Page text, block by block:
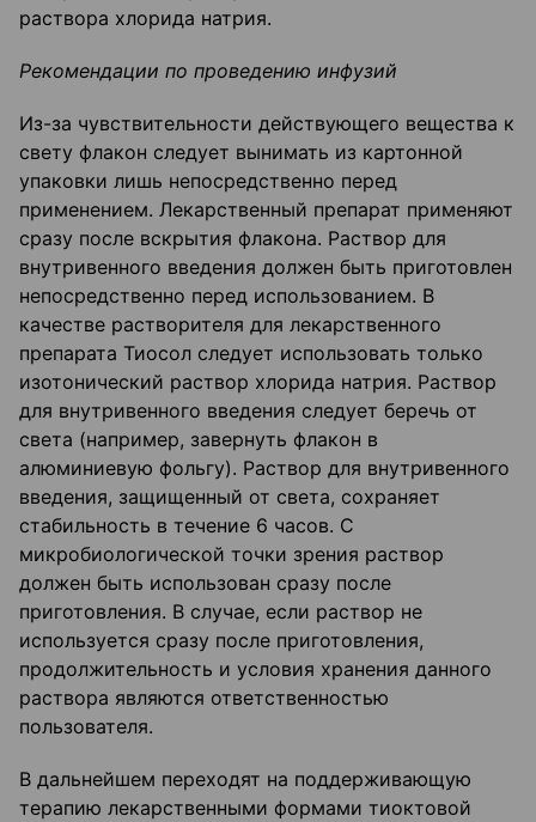
раствора хлорида натрия.
Рекомендации по проведению инфузий
Из-за чувствительности действующего вещества к
свету флакон следует вынимать из картонной
упаковки лишь непосредственно перед
применением. Лекарственный препарат применяют
сразу после вскрытия флакона. Раствор для
внутривенного введения должен быть приготовлен
непосредственно перед использованием. В
качестве растворителя для лекарственного
препарата Тиосол следует использовать только
изотонический раствор хлорида натрия. Раствор
для внутривенного введения следует беречь от
света (например, завернуть флакон в
алюминиевую фольгу). Раствор для внутривенного
введения, защищенный от света, сохраняет
стабильность в течение 6 часов. С
микробиологической точки зрения раствор
должен быть использован сразу после
приготовления. В случае, если раствор не
используется сразу после приготовления,
продолжительность и условия хранения данного
раствора являются ответственностью
пользователя.
В дальнейшем переходят на поддерживающую
терапию лекарственными формами тиоктовой